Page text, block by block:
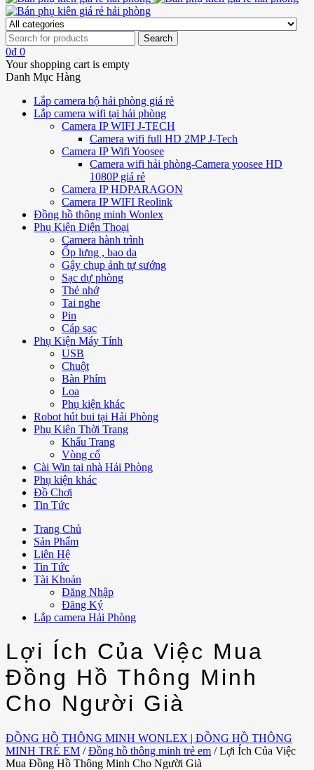
0₫ 0
Your shopping cart is empty
Danh Mục Hàng
Lắp camera bộ hải phòng giá rẻ
Lắp camera wifi tại hải phòng
Camera IP WIFI J-TECH
Camera wifi full HD 2MP J-Tech
Camera IP Wifi Yoosee
Camera wifi hải phòng-Camera yoosee HD
1080P giá rẻ
Camera IP HDPARAGON
Camera IP WIFI Reolink
Đồng hồ thông minh Wonlex
Phụ Kiện Điện Thoại
Camera hành trình
Ốp lưng , bao da
Gậy chụp ảnh tự sướng
Sạc dự phòng
Thẻ nhớ
Tai nghe
Pin
Cáp sạc
Phụ Kiện Máy Tính
USB
Chuột
Bàn Phím
Loa
Phụ kiện khác
Robot hút bui tại Hải Phòng
Phụ Kiên Thời Trang
Khẩu Trang
Vòng cổ
Cài Win tại nhà Hải Phòng
Phụ kiện khác
Đồ Chơi
Tin Tức
Trang Chủ
Sản Phẩm
Liên Hệ
Tin Tức
Tài Khoản
Đăng Nhập
Đăng Ký
Lắp camera Hải Phòng
Lợi Ích Của Việc Mua
Đồng Hồ Thông Minh
Cho Người Già
ĐỒNG HỒ THÔNG MINH WONLEX | ĐỒNG HỒ THÔNG
MINH TRẺ EM / Đồng hồ thông minh trẻ em / Lợi Ích Của Việc
Mua Đồng Hồ Thông Minh Cho Người Già